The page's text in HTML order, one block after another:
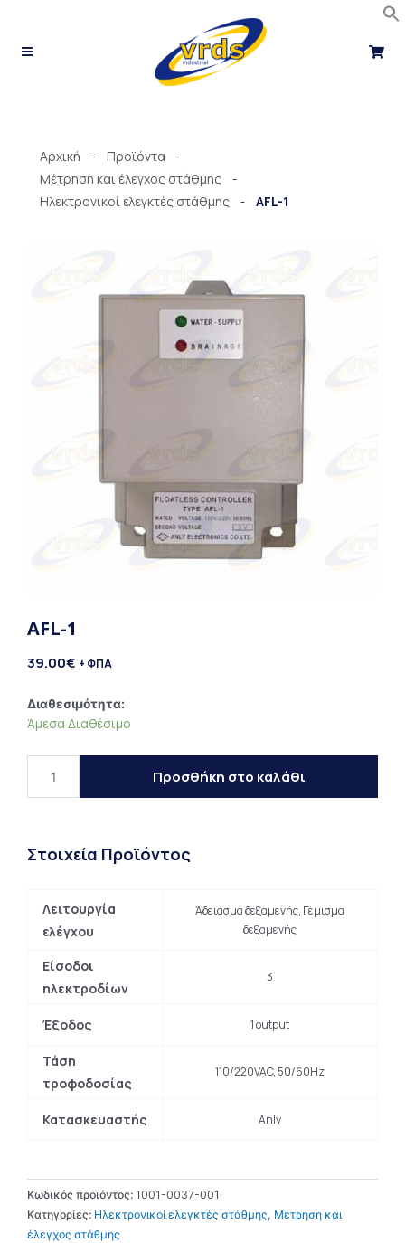
περιεχόμενο
Αρχική - Προϊόντα -
Μέτρηση και έλεγχος στάθμης -
Ηλεκτρονικοί ελεγκτές στάθμης - AFL-1
AFL-1
39.00€ + ΦΠΑ
Διαθεσιμότητα:
Άμεσα Διαθέσιμο
AFL-
1
Προσθήκη στο καλάθι
Στοιχεία Προϊόντος
Λειτουργία
ελέγχου
Άδειασμα δεξαμενής, Γέμισμα
δεξαμενής
Είσοδοι
ηλεκτροδίων
3
Έξοδος 1 output
Τάση
τροφοδοσίας
110/220VAC, 50/60Hz
Κατασκευαστής Anly
Κωδικός προϊόντος: 1001-0037-001
Κατηγορίες: Ηλεκτρονικοί ελεγκτές στάθμης, Μέτρηση και
έλεγχος στάθμης